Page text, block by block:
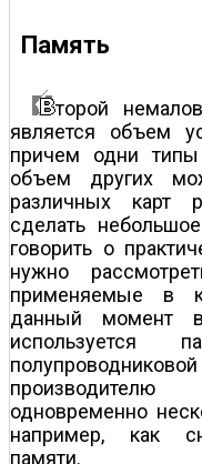
Память
торой
является объем
причем одни типы
объем других
различных карт
сделать
говорить о
нужно
применяемые в
данный момент
используется
одновременно
например, как
памяти.